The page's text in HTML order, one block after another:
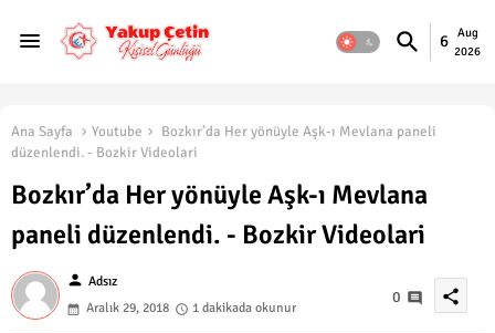
6
Aug
2026
Ana Sayfa Youtube
Bozkır’da Her yönüyle Aşk-ı Mevlana paneli
düzenlendi. - Bozkir Videolari
Bozkır’da Her yönüyle Aşk-ı Mevlana
paneli düzenlendi. - Bozkir Videolari
person Adsız
Aralık 29, 2018
1 dakikada okunur
0 share